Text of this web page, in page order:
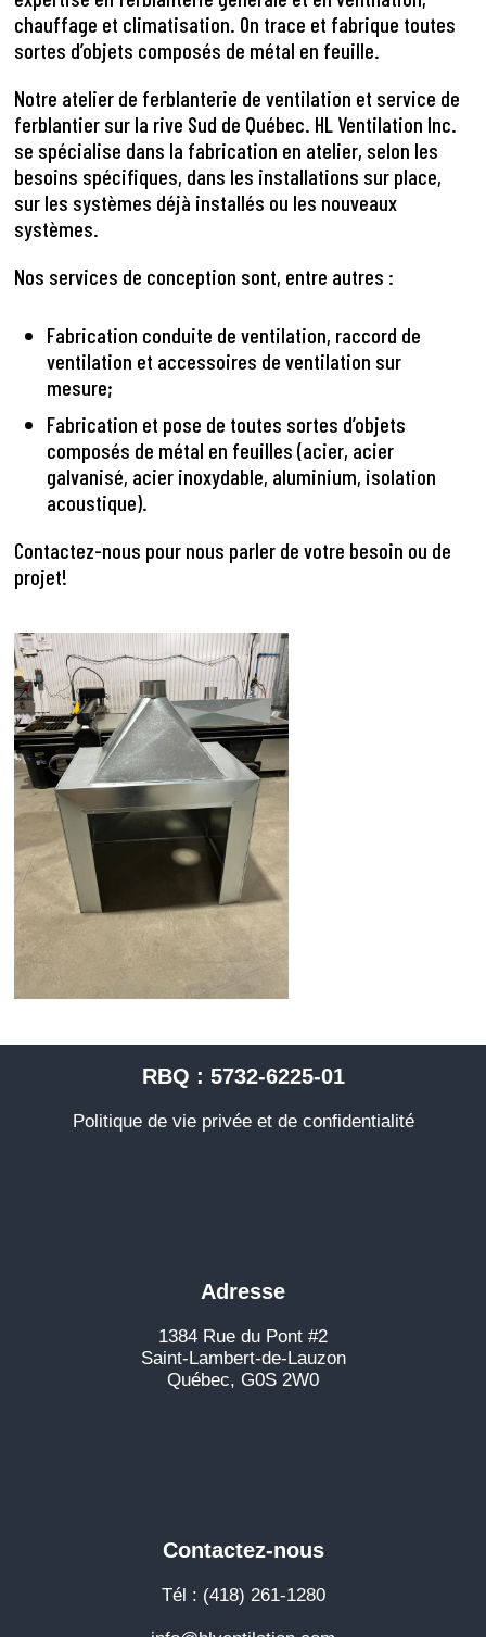
chauffage et climatisation. On trace et fabrique toutes
sortes d’objets composés de métal en feuille.
Notre atelier de ferblanterie de ventilation et service de
ferblantier sur la rive Sud de Québec. HL Ventilation Inc.
se spécialise dans la fabrication en atelier, selon les
besoins spécifiques, dans les installations sur place,
sur les systèmes déjà installés ou les nouveaux
systèmes.
Nos services de conception sont, entre autres :
Fabrication conduite de ventilation, raccord de
ventilation et accessoires de ventilation sur
mesure;
Fabrication et pose de toutes sortes d’objets
composés de métal en feuilles (acier, acier
galvanisé, acier inoxydable, aluminium, isolation
acoustique).
Contactez-nous pour nous parler de votre besoin ou de
projet!
RBQ : 5732-6225-01
Politique de vie privée et de confidentialité
Adresse
1384 Rue du Pont #2
Saint-Lambert-de-Lauzon
Québec, G0S 2W0
Contactez-nous
Tél : (418) 261-1280